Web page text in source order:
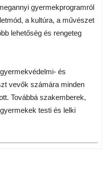
gyermekprogramról
a kultúra, a művészet
lehetőség és rengeteg
és
vevők számára minden
Továbbá szakemberek,
testi és lelki